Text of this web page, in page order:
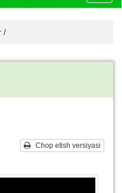
/
Chop etish versiyasi